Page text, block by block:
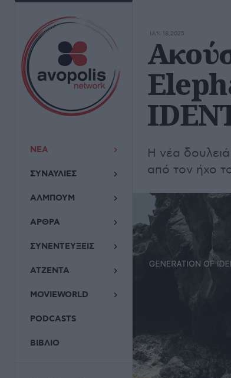
ΝΕΑ
ΣΥΝΑΥΛΙΕΣ
ΑΛΜΠΟΥΜ
ΑΡΘΡΑ
ΣΥΝΕΝΤΕΥΞΕΙΣ
ΑΤΖΕΝΤΑ
MOVIEWORLD
PODCASTS
ΒΙΒΛΙΟ
ΙΑΝ 18,2025
Η νέα δουλειά
από τον ήχο